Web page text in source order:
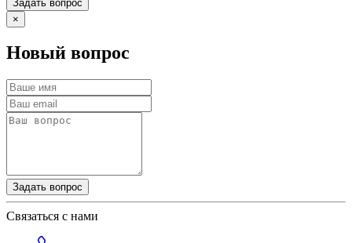
Задать вопрос
×
Новый вопрос
Задать вопрос
Связаться с нами